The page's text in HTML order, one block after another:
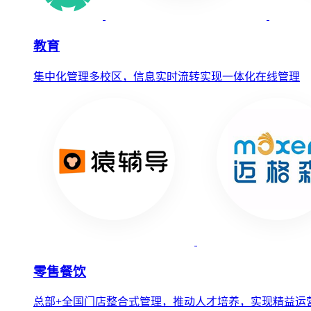
教育
集中化管理多校区，信息实时流转实现一体化在线管理
零售餐饮
总部+全国门店整合式管理，推动人才培养，实现精益运